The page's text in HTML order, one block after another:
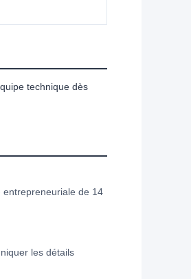
technique dès
de 14
les détails